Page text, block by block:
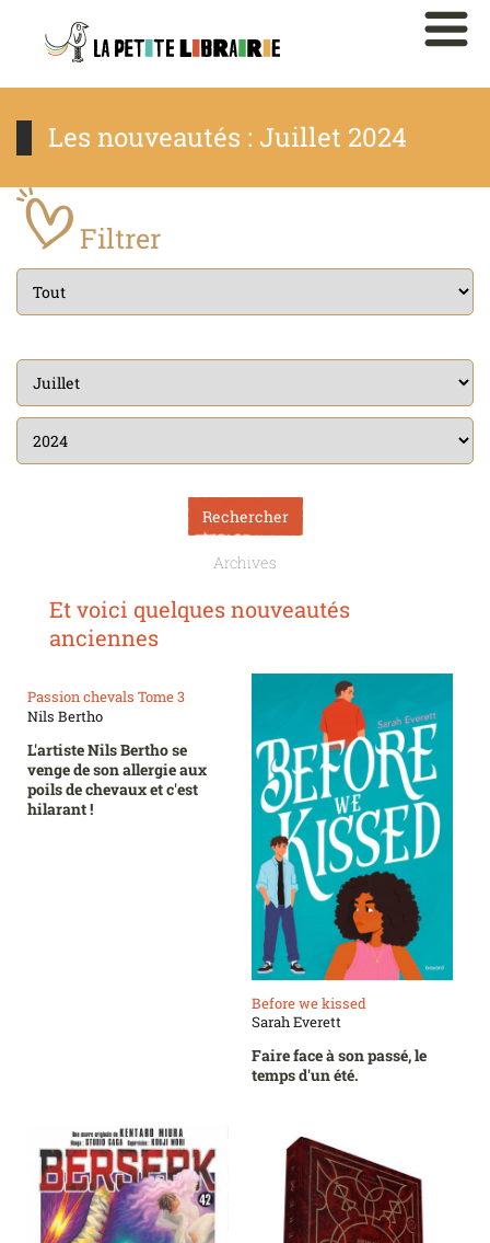
Les nouveautés : Juillet 2024
Filtrer
Archives
Et voici quelques nouveautés
anciennes
Passion chevals Tome 3
Nils Bertho
L'artiste Nils Bertho se
venge de son allergie aux
poils de chevaux et c'est
hilarant !
Before we kissed
Sarah Everett
Faire face à son passé, le
temps d'un été.